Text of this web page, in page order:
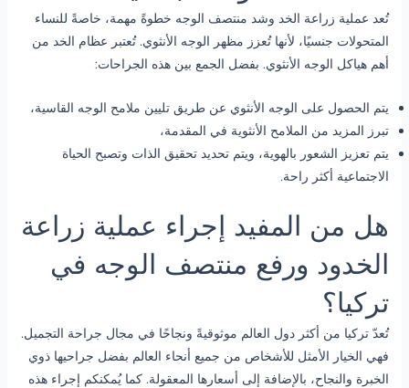
تُعد عملية زراعة الخد وشد منتصف الوجه خطوةً مهمة، خاصةً للنساء
المتحولات جنسيًا، لأنها تُعزز مظهر الوجه الأنثوي. تُعتبر عظام الخد من
أهم هياكل الوجه الأنثوي. بفضل الجمع بين هذه الجراحات:
يتم الحصول على الوجه الأنثوي عن طريق تليين ملامح الوجه القاسية،
تبرز المزيد من الملامح الأنثوية في المقدمة،
يتم تعزيز الشعور بالهوية، ويتم تحديد تحقيق الذات وتصبح الحياة
الاجتماعية أكثر راحة.
هل من المفيد إجراء عملية زراعة
الخدود ورفع منتصف الوجه في
تركيا؟
تُعدّ تركيا من أكثر دول العالم موثوقيةً ونجاحًا في مجال جراحة التجميل.
فهي الخيار الأمثل للأشخاص من جميع أنحاء العالم بفضل جراحيها ذوي
الخبرة والنجاح، بالإضافة إلى أسعارها المعقولة. كما يُمكنكم إجراء هذه